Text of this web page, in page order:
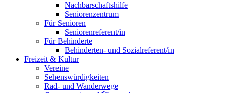
Nachbarschaftshilfe
Seniorenzentrum
Für Senioren
Seniorenreferent/in
Für Behinderte
Behinderten- und Sozialreferent/in
Freizeit & Kultur
Vereine
Sehenswürdigkeiten
Rad- und Wanderwege